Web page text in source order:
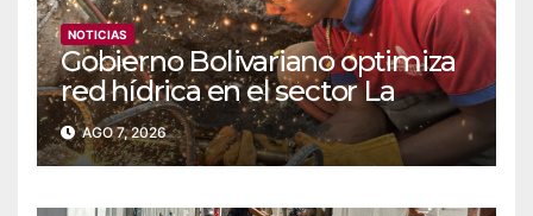
NOTICIAS
Gobierno Bolivariano optimiza
red hídrica en el sector La
Majada
AGO 7, 2026